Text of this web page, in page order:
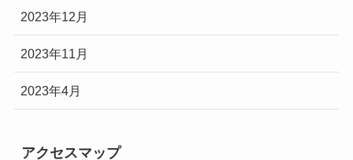
2023年12月
2023年11月
2023年4月
アクセスマップ